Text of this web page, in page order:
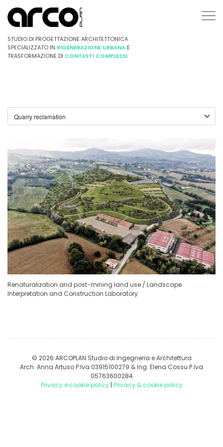
STUDIO DI PROGETTAZIONE ARCHITETTONICA
SPECIALIZZATO IN RIGENERAZIONE URBANA E
TRASFORMAZIONE DI CONTESTI COMPLESSI
Renaturalization and post-mining land use / Landscape
Interpretation and Construction Laboratory
© 2026 ARCOPLAN Studio di Ingegneria e Architettura
Arch. Anna Artuso P.Iva 03915100279 & Ing. Elena Cossu P.Iva
05763600284
Privacy e cookie policy| Privacy & cookie policy